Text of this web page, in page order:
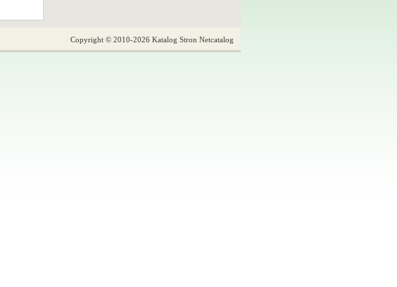
Copyright © 2010-2026 Katalog Stron Netcatalog